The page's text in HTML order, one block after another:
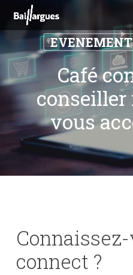
main
content
EVENEMENT
Café
conseiller
vous
connect ?